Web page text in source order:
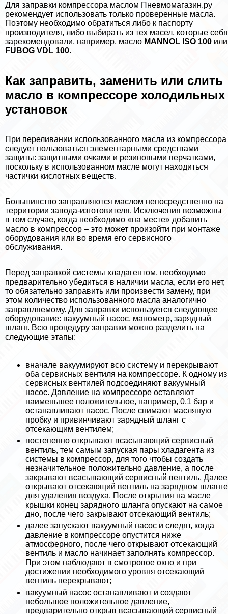
Для заправки компрессора маслом Пневмомагазин.ру
рекомендует использовать только проверенные масла.
Поэтому необходимо обратиться либо к паспорту
производителя, либо выбирать из тех масел, которые себя
зарекомендовали, например, масло MANNOL ISO 100 или
FUBOG VDL 100.
Как заправить, заменить или слить
масло в компрессоре холодильных
установок
При переливании использованного масла из компрессора
следует пользоваться элементарными средствами
защиты: защитными очками и резиновыми перчатками,
поскольку в использованном масле могут находиться
частички кислотных веществ.
Большинство заправляются маслом непосредственно на
территории завода-изготовителя. Исключения возможны
в том случае, когда необходимо «на месте» добавить
масло в компрессор – это может произойти при монтаже
оборудования или во время его сервисного
обслуживания.
Перед заправкой системы хладагентом, необходимо
предварительно убедиться в наличии масла, если его нет,
то обязательно заправить или произвести замену, при
этом количество использованного масла аналогично
заправляемому. Для заправки используется следующее
оборудование: вакуумный насос, манометр, зарядный
шланг. Всю процедуру заправки можно разделить на
следующие этапы:
вначале вакуумируют всю систему и перекрывают
оба сервисных вентиля на компрессоре. К одному из
сервисных вентилей подсоединяют вакуумный
насос. Давление на компрессоре оставляют
наименьшее положительное, например, 0,1 бар и
останавливают насос. После снимают масляную
пробку и привинчивают зарядный шланг с
отсекающим вентилем;
постепенно открывают всасывающий сервисный
вентиль, тем самым запуская пары хладагента из
системы в компрессор, для того чтобы создать
незначительное положительно давление, а после
закрывают всасывающий сервисный вентиль. Далее
открывают отсекающий вентиль на зарядном шланге
для удаления воздуха. После открытия на масле
крышки конец зарядного шланга опускают на самое
дно, после чего закрывают отсекающий вентиль;
далее запускают вакуумный насос и следят, когда
давление в компрессоре опустится ниже
атмосферного, после чего открывают отсекающий
вентиль и масло начинает заполнять компрессор.
При этом наблюдают в смотровое окно и при
достижении необходимого уровня отсекающий
вентиль перекрывают;
вакуумный насос останавливают и создают
небольшое положительное давление,
предварительно открыв всасывающий сервисный